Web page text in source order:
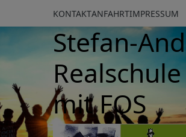
KONTAKTANFAHRTIMPRESSUM
Stefan-
Realschule
mit FOS